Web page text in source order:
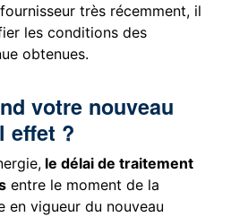
très récemment, il
les conditions des
obtenues.
votre nouveau
effet ?
le délai de traitement
entre le moment de la
en vigueur du nouveau